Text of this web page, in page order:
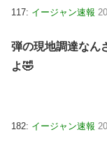
117: イージャン速報
弾の現地調達なん
よ🤣
182: イージャン速報